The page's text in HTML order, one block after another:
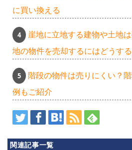
に買い換える
崖地に立地する建物や土地
地の物件を売却するにはどうする
階段の物件は売りにくい？
例もご紹介
関連記事一覧